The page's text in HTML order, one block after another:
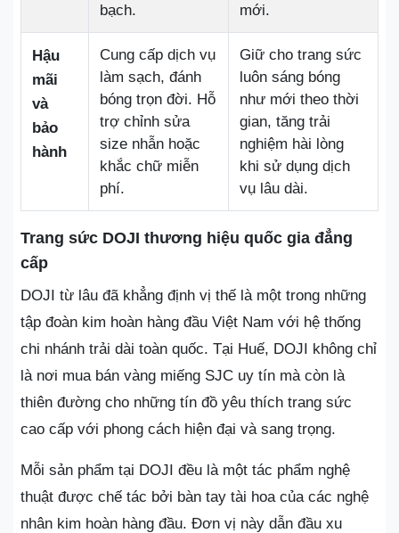
bạch.
mới.
Hậu
mãi
và
bảo
hành
Cung cấp dịch vụ
làm sạch, đánh
bóng trọn đời. Hỗ
trợ chỉnh sửa
size nhẫn hoặc
khắc chữ miễn
phí.
Giữ cho trang sức
luôn sáng bóng
như mới theo thời
gian, tăng trải
nghiệm hài lòng
khi sử dụng dịch
vụ lâu dài.
Trang sức DOJI thương hiệu quốc gia đẳng
cấp
DOJI từ lâu đã khẳng định vị thế là một trong những
tập đoàn kim hoàn hàng đầu Việt Nam với hệ thống
chi nhánh trải dài toàn quốc. Tại Huế, DOJI không chỉ
là nơi mua bán vàng miếng SJC uy tín mà còn là
thiên đường cho những tín đồ yêu thích trang sức
cao cấp với phong cách hiện đại và sang trọng.
Mỗi sản phẩm tại DOJI đều là một tác phẩm nghệ
thuật được chế tác bởi bàn tay tài hoa của các nghệ
nhân kim hoàn hàng đầu. Đơn vị này dẫn đầu xu